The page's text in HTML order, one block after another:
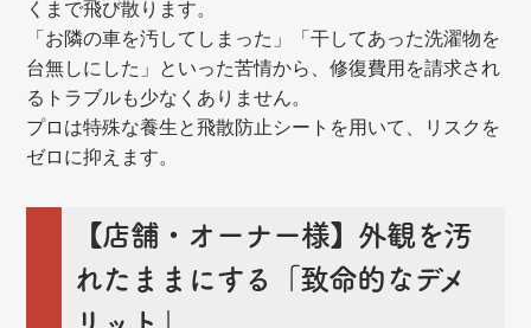
くまで飛び散ります。
「お隣の車を汚してしまった」「干してあった洗濯物を
台無しにした」といった苦情から、修復費用を請求され
るトラブルも少なくありません。
プロは特殊な養生と飛散防止シートを用いて、リスクを
ゼロに抑えます。
【店舗・オーナー様】外観を汚
れたままにする「致命的なデメ